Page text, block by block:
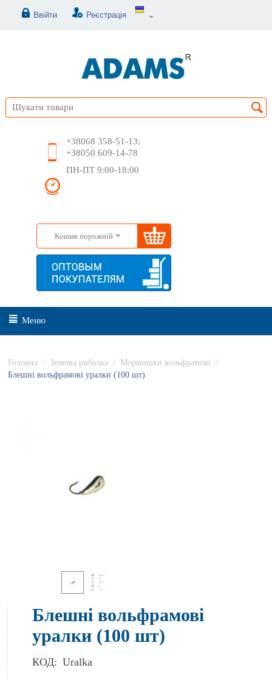
Ввійти Реєстрація
+38068 358-51-13;
+38050 609-14-78
ПН-ПТ 9:00-18:00
Кошик порожній
Меню
Головна / Зимова рибалка / Мормишки вольфрамові
/
Блешні вольфрамові уралки (100 шт)
Блешні вольфрамові
уралки (100 шт)
КОД: Uralka